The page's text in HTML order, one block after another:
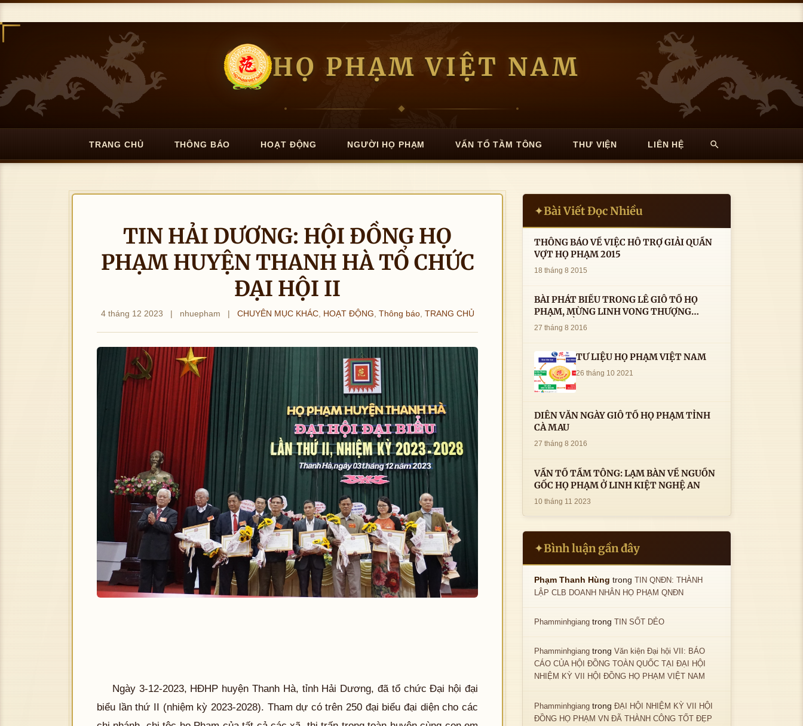
HỌ PHẠM VIỆT NAM
TRANG CHỦ THÔNG BÁO HOẠT ĐỘNG NGƯỜI HỌ PHẠM VẤN TỔ TẦM TÔNG THƯ VIỆN LIÊN HỆ
TIN HẢI DƯƠNG: HỘI ĐỒNG HỌ
PHẠM HUYỆN THANH HÀ TỔ CHỨC
ĐẠI HỘI II
4 tháng 12 2023 | nhuepham | CHUYÊN MỤC KHÁC, HOẠT ĐỘNG Thông báo, TRANG CHỦ
Ngày 3-12-2023, HĐHP huyện Thanh Hà, tỉnh Hải Dương, đã tổ chức Đại hội đại
biểu lần thứ II (nhiệm kỳ 2023-2028). Tham dự có trên 250 đại biểu đại diện cho các
✦Bài Viết Đọc Nhiều
THÔNG BÁO VỀ VIỆC HỖ TRỢ GIẢI QUẦN
VỢT HỌ PHẠM 2015
18 tháng 8 2015
BÀI PHÁT BIỂU TRONG LÊ GIỖ TỔ HỌ
PHẠM, MỪNG LINH VONG THƯỢNG
THỦY TỔ HỌ PHẠM AN VỊ TAI CÀ MAU- (
27 tháng 8 2016
TƯ LIỆU HỌ PHẠM VIỆT NAM
26 tháng 10 2021
DIỄN VĂN NGÀY GIỖ TỔ HỌ PHẠM TỈNH
CÀ MAU
27 tháng 8 2016
VẤN TỔ TẦM TÔNG: LẠM BÀN VỀ NGUỒN
GỐC HỌ PHẠM Ở LINH KIỆT NGHỆ AN
10 tháng 11 2023
✦Bình luận gần đây
Phạm Thanh Hùng trongTIN QNĐN: THÀNH
LẬP CLB DOANH NHÂN HỌ PHẠM QNĐN
Phamminhgiang trongTIN SỐT DẺO
Phamminhgiang trongVăn kiện Đại hội VII: BÁO
CÁO CỦA HỘI ĐỒNG TOÀN QUỐC TẠI ĐẠI HỘI
NHIỆM KỲ VII HỘI ĐỒNG HỌ PHẠM VIỆT NAM
Phamminhgiang trongĐẠI HỘI NHIỆM KỲ VII HỘI
ĐỒNG HỌ PHẠM VN ĐÃ THÀNH CÔNG TỐT ĐẸP